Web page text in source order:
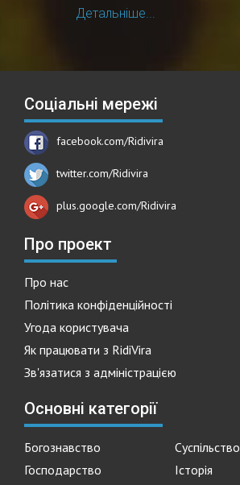
Детальніше...
Соціальні мережі
facebook.com/Ridivira
twitter.com/Ridivira
plus.google.com/Ridivira
Про проект
Про нас
Політика конфіденційності
Угода користувача
Як працювати з RidiVira
Зв'язатися з адміністрацією
Основні категорії
Богознавство
Суспільство
Господарство
Історія